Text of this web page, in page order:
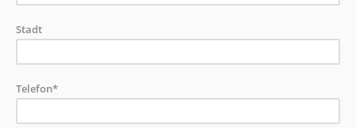
Stadt
Telefon*